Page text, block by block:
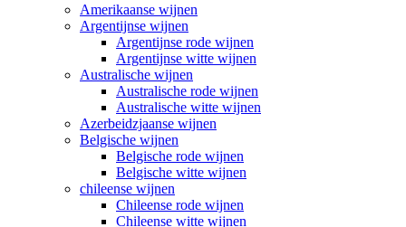
Amerikaanse wijnen
Argentijnse wijnen
Argentijnse rode wijnen
Argentijnse witte wijnen
Australische wijnen
Australische rode wijnen
Australische witte wijnen
Azerbeidzjaanse wijnen
Belgische wijnen
Belgische rode wijnen
Belgische witte wijnen
chileense wijnen
Chileense rode wijnen
Chileense witte wijnen